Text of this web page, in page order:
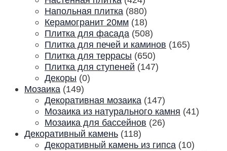
Напольная плитка (880)
Керамогранит 20мм (18)
Плитка для фасада (508)
Плитка для печей и каминов (165)
Плитка для террасы (650)
Плитка для ступеней (147)
Декоры (0)
Мозаика (149)
Декоративная мозаика (147)
Мозаика из натурального камня (41)
Мозаика для бассейнов (26)
Декоративный камень (118)
Декоративный камень из гипса (10)